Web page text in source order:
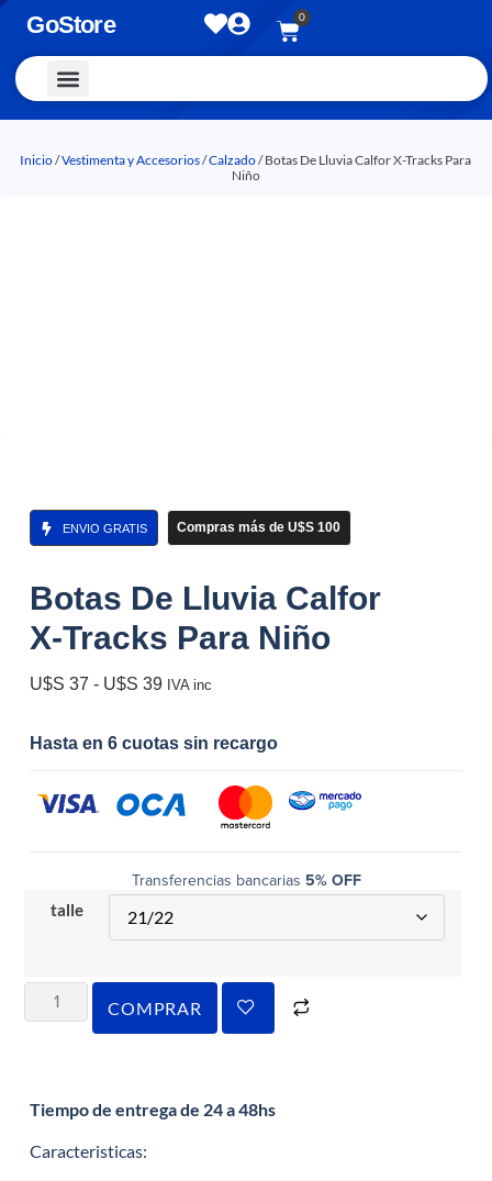
GoStore 0
Inicio/Vestimenta y Accesorios/Calzado/ Botas De Lluvia Calfor X-Tracks Para
Niño
ENVIO GRATIS Compras más de U$S 100
Botas De Lluvia Calfor
X-Tracks Para Niño
U$S 37 - U$S 39 IVA inc
Hasta en 6 cuotas sin recargo
Transferencias bancarias 5% OFF
talle
COMPRAR
Tiempo de entrega de 24 a 48hs
Caracteristicas: